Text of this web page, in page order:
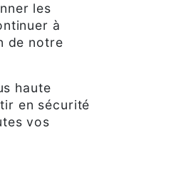
les
à
de notre
haute
en sécurité
vos